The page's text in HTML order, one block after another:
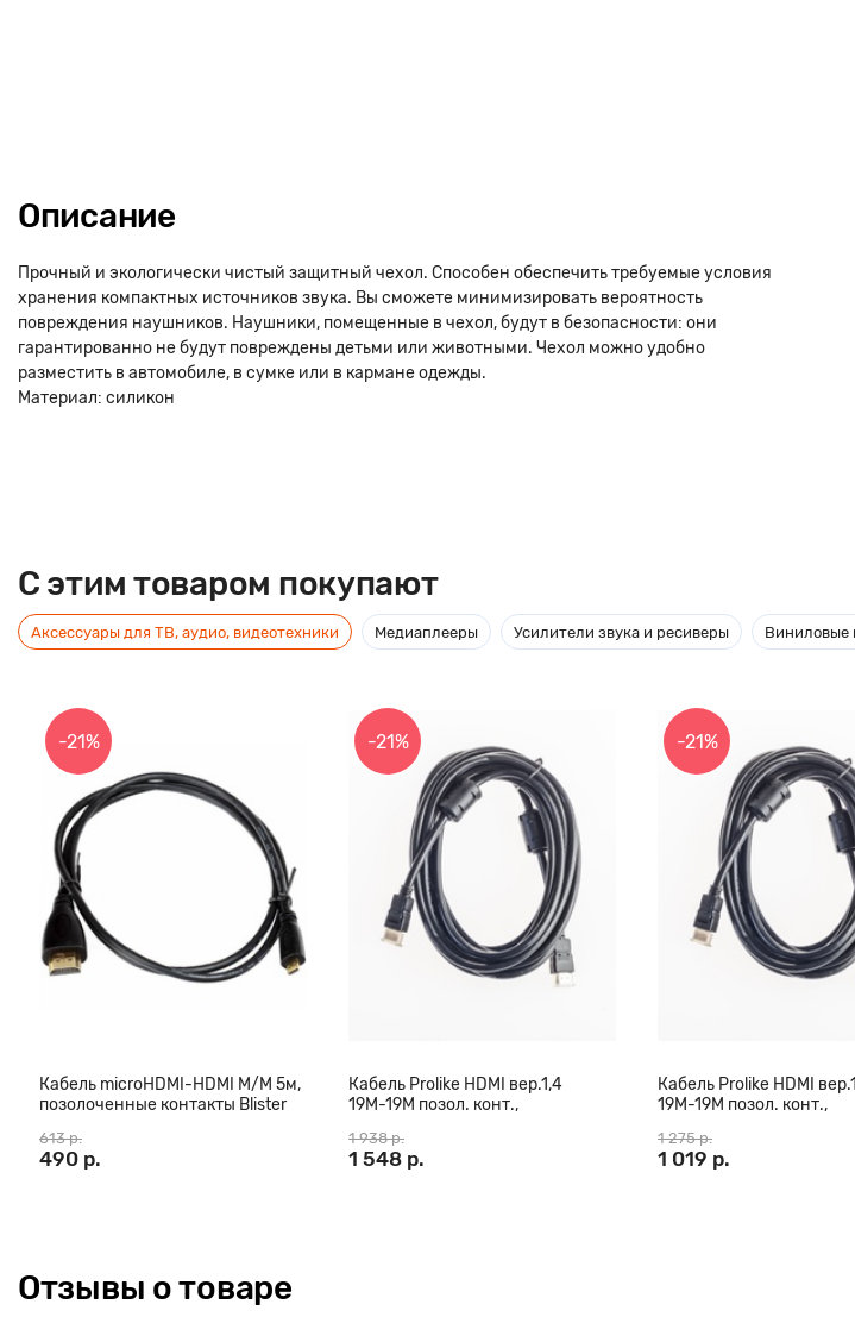
Описание
Прочный и экологически чистый защитный чехол. Способен обеспечить требуемые условия
хранения компактных источников звука. Вы сможете минимизировать вероятность
повреждения наушников. Наушники, помещенные в чехол, будут в безопасности: они
гарантированно не будут повреждены детьми или животными. Чехол можно удобно
разместить в автомобиле, в сумке или в кармане одежды.
Материал: силикон
C этим товаром покупают
Аксессуары для ТВ, аудио, видеотехники Медиаплееры Усилители звука и ресиверы Виниловые
-21%
Кабель microHDMI-HDMI M/M 5м,
позолоченные контакты Blister
613 р.
490 р.
-21%
Кабель Prolike HDMI вер.1,4
19М-19М позол. конт.,
1 938 р.
1 548 р.
-21%
Кабель Prolike HDMI
19М-19М позол. конт.,
1 275 р.
1 019 р.
Отзывы о товаре